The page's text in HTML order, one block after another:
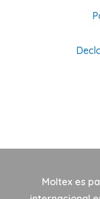
Moltex es